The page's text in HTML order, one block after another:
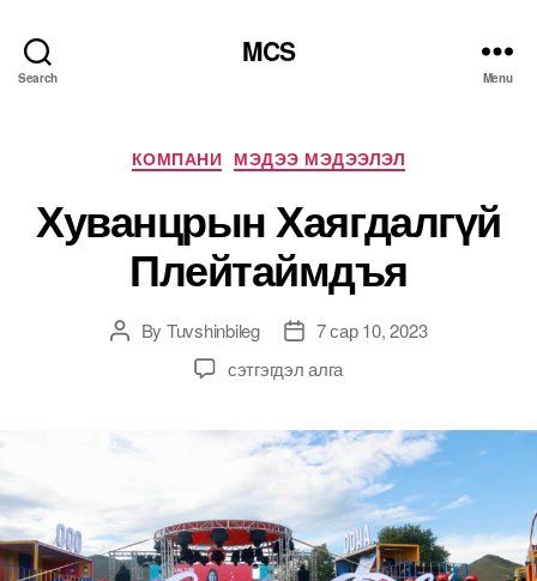
Search
MCS
Menu
Categories
КОМПАНИ МЭДЭЭ МЭДЭЭЛЭЛ
Хуванцрын Хаягдалгүй
Плейтаймдъя
PostBy Tuvshinbileg
Post7 сар 10, 2023
Хуванцрын
дээр
сэтгэгдэл алга